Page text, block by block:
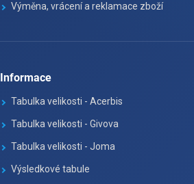
Výměna, vrácení a reklamace zboží
Informace
Tabulka velikosti - Acerbis
Tabulka velikosti - Givova
Tabulka velikosti - Joma
Výsledkové tabule